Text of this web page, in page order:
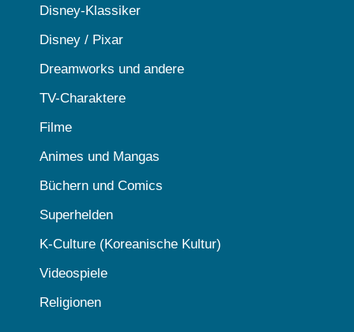
Disney-Klassiker
Disney / Pixar
Dreamworks und andere
TV-Charaktere
Filme
Animes und Mangas
Büchern und Comics
Superhelden
K-Culture (Koreanische Kultur)
Videospiele
Religionen